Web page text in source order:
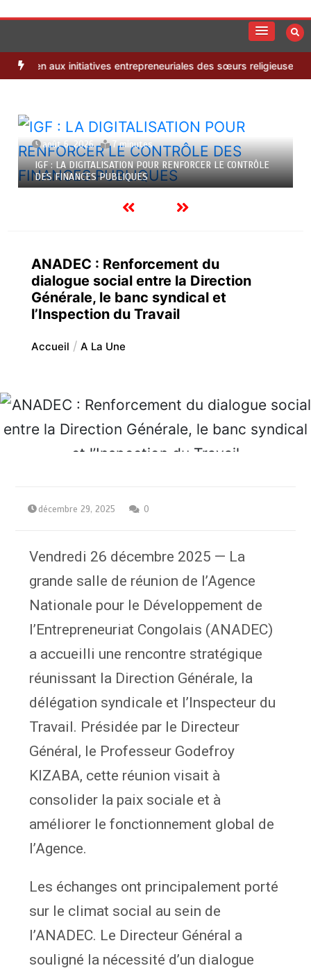
contenu
aux initiatives entrepreneuriales des sœurs religieuses de Nto
août 6, 2026 7 minutes
IGF : LA DIGITALISATION POUR RENFORCER LE CONTRÔLE
DES FINANCES PUBLIQUES
ANADEC : Renforcement du
dialogue social entre la Direction
Générale, le banc syndical et
l’Inspection du Travail
Accueil A La Une
décembre 29, 2025 0
Vendredi 26 décembre 2025 — La
grande salle de réunion de l’Agence
Nationale pour le Développement de
l’Entrepreneuriat Congolais (ANADEC)
a accueilli une rencontre stratégique
réunissant la Direction Générale, la
délégation syndicale et l’Inspecteur du
Travail. Présidée par le Directeur
Général, le Professeur Godefroy
KIZABA, cette réunion visait à
consolider la paix sociale et à
améliorer le fonctionnement global de
l’Agence.
Les échanges ont principalement porté
sur le climat social au sein de
l’ANADEC. Le Directeur Général a
souligné la nécessité d’un dialogue